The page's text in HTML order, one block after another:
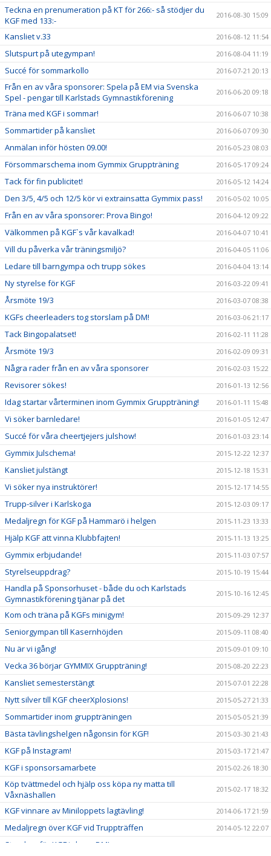
Teckna en prenumeration på KT för 266:- så stödjer du
KGF med 133:-
2016-08-30 15:09
Kansliet v.33 2016-08-12 11:54
Slutspurt på utegympan! 2016-08-04 11:19
Succé för sommarkollo 2016-07-21 20:13
Från en av våra sponsorer: Spela på EM via Svenska
Spel - pengar till Karlstads Gymnastikförening
2016-06-20 09:18
Träna med KGF i sommar! 2016-06-07 10:38
Sommartider på kansliet 2016-06-07 09:30
Anmälan inför hösten 09.00! 2016-05-23 08:03
Försommarschema inom Gymmix Gruppträning 2016-05-17 09:24
Tack för fin publicitet! 2016-05-12 14:24
Den 3/5, 4/5 och 12/5 kör vi extrainsatta Gymmix pass! 2016-05-02 10:05
Från en av våra sponsorer: Prova Bingo! 2016-04-12 09:22
Välkommen på KGF`s vår kavalkad! 2016-04-07 10:41
Vill du påverka vår träningsmiljö? 2016-04-05 11:06
Ledare till barngympa och trupp sökes 2016-04-04 13:14
Ny styrelse för KGF 2016-03-22 09:41
Årsmöte 19/3 2016-03-07 08:38
KGFs cheerleaders tog storslam på DM! 2016-03-06 21:17
Tack Bingopalatset! 2016-02-11 11:28
Årsmöte 19/3 2016-02-09 09:31
Några rader från en av våra sponsorer 2016-02-03 15:22
Revisorer sökes! 2016-01-13 12:56
Idag startar vårterminen inom Gymmix Gruppträning! 2016-01-11 15:48
Vi söker barnledare! 2016-01-05 12:47
Succé för våra cheertjejers julshow! 2016-01-03 23:14
Gymmix Julschema! 2015-12-22 12:37
Kansliet julstängt 2015-12-18 15:31
Vi söker nya instruktörer! 2015-12-17 14:55
Trupp-silver i Karlskoga 2015-12-03 09:17
Medaljregn för KGF på Hammarö i helgen 2015-11-23 13:33
Hjälp KGF att vinna Klubbfajten! 2015-11-13 13:25
Gymmix erbjudande! 2015-11-03 07:57
Styrelseuppdrag? 2015-10-19 15:44
Handla på Sponsorhuset - både du och Karlstads
Gymnastikförening tjänar på det
2015-10-16 12:45
Kom och träna på KGFs minigym! 2015-09-29 12:37
Seniorgympan till Kasernhöjden 2015-09-11 08:40
Nu är vi igång! 2015-09-01 09:10
Vecka 36 börjar GYMMIX Gruppträning! 2015-08-20 22:23
Kansliet semesterstängt 2015-07-01 22:28
Nytt silver till KGF cheerXplosions! 2015-05-27 21:33
Sommartider inom gruppträningen 2015-05-05 21:39
Bästa tävlingshelgen någonsin för KGF! 2015-03-30 21:43
KGF på Instagram! 2015-03-17 21:47
KGF i sponsorsamarbete 2015-02-26 18:30
Köp tvättmedel och hjälp oss köpa ny matta till
Våxnäshallen
2015-02-17 18:32
KGF vinnare av Miniloppets lagtävling! 2014-06-17 21:59
Medaljregn över KGF vid Truppträffen 2014-05-12 22:07
Storslam för KGF i cheer-DM!